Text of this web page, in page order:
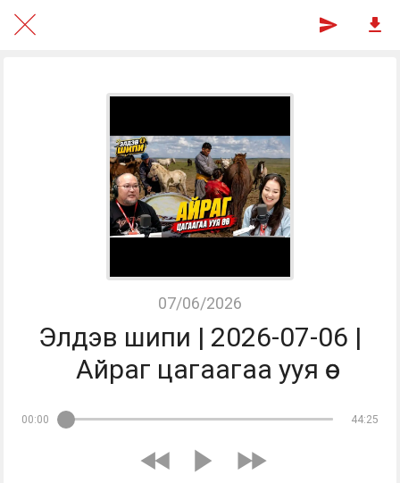
07/06/2026
Элдэв шипи | 2026-07-06 |
Айраг цагаагаа ууя өө
00:00 44:25